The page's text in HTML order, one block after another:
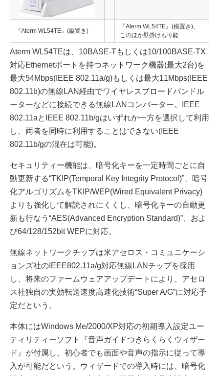
『Aterm WL54TE』(縦置き)
『Aterm WL54TE』(横置き)。
このほか壁掛けも可能
Aterm WL54TEは、10BASE-Tもしくは10/100BASE-TX
対応Ethernetポートを持つネットワーク機器(最大2台)を
最大54Mbps(IEEE 802.11a/g)もしくは最大11Mbps(IEEE
802.11b)の無線LAN経由でワイヤレスブロードバンドル
ーターなどに接続できる無線LANコンバーター。IEEE
802.11aとIEEE 802.11b/gはいずれか一方を選択して利用
し、両者を同時に利用することはできない(IEEE
802.11b/gの混在は可能)。
セキュリティー機能は、暗号化キーを一定時間ごとに自
動更新する“TKIP(Temporal Key Integrity Protocol)”、暗号
化アルゴリズムをTKIP/WEP(Wired Equivalent Privacy)
よりも強化して解読されにくくし、暗号化キーの自動更
新も行なう“AES(Advanced Encryption Standard)”、およ
び64/128/152bit WEPに対応。
無線ネットワークチップは米アセロス・コミュニケーシ
ョンズ社のIEEE802.11a/g対応無線LANチップを採用
し、将来のファームウェアアップデートにより、アセロ
ス社独自の実効転送速度高速化技術“Super A/G”に対応予
定だという。
本体にはWindows Me/2000/XP対応の初期導入設定ユー
ティリティーソフト『音声ガイドつきらくらくウィザー
ド』が付属し、初心者でも画面や音声の指示に従って導
入が可能だという。ウィザードでの導入時には、暗号化